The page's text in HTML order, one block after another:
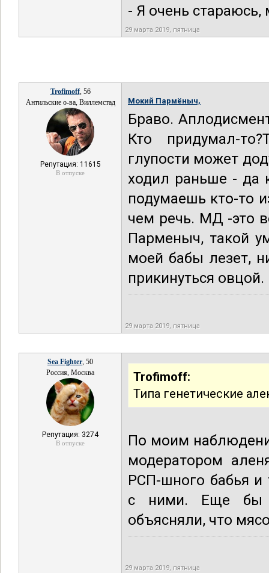
- Я очень
29 марта 2019, пятница
Trofimoff, 56
Антильские о-ва, Виллемстад
Репутация: 11615
В отпуске
Мокий Пармёныч,
Браво.
Кто придумал-
глупости может
ходил раньше - да
подумаешь кто-то
чем речь. МД -это
Парменыч, такой
моей бабы лезет,
прикинуться овцой.
29 марта 2019, пятница
Sea Fighter, 50
Россия, Москва
Репутация: 3274
В отпуске
Trofimoff:
Типа генетические
По моим
модератором
РСП-шного бабья и
с ними. Еще бы с
объясняли, что
29 марта 2019, пятница